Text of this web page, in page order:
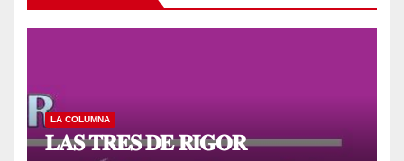
LA COLUMNA
𝐋𝐀𝐒 𝐓𝐑𝐄𝐒 𝐃𝐄 𝐑𝐈𝐆𝐎𝐑